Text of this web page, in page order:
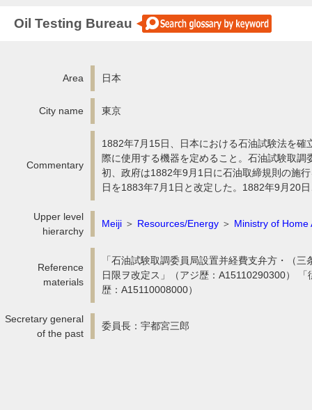
Oil Testing Bureau
Area 日本
City name 東京
Commentary
1882年7月15日、日本における石油試験法を
際に使用する機器を定めること。石油試験取
初、政府は1882年9月1日に石油取締規則の施
日を1883年7月1日と改定した。1882年9月20
Upper level
hierarchy
Meiji ＞ Resources/Energy ＞ Ministry of Home
Reference
materials
「石油試験取調委員局設置并経費支弁方・（
日限ヲ改定ス」（アジ歴：A15110290300）
歴：A15110008000）
Secretary general
of the past
委員長：宇都宮三郎